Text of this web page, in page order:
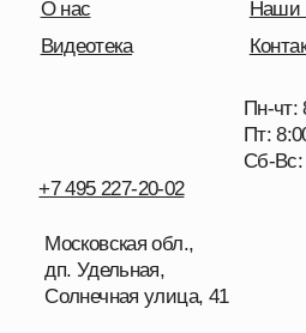
Политика конфиденциальности